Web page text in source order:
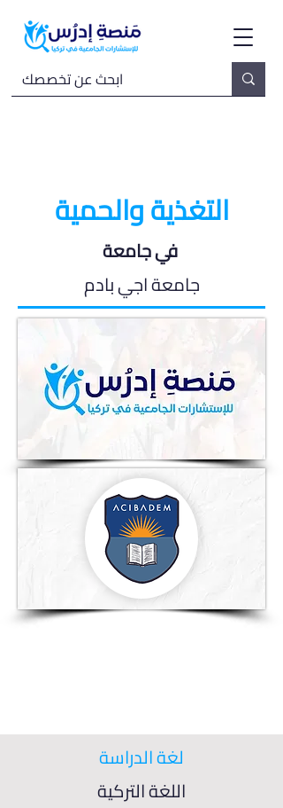
التغذية والحمية
في جامعة
جامعة اجي بادم
لغة الدراسة
اللغة التركية